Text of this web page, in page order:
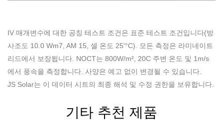
IV 매개변수에 대한 공칭 테스트 조건은 표준 테스트 조건입니다(방
사조도 10.0 Wm7, AM 15, 셀 온도 25'°C). 모든 측정은 라미네이트
리드에서 보장됩니다. NOCT는 800W/m², 20C 주변 온도 및 1m/s
에서 풍속을 측정합니다. 사양은 예고 없이 변경될 수 있습니다.
JS Solar는 이 데이터 시트의 최종 해석 및 수정 권한을 보유합니다.
기타 추천 제품